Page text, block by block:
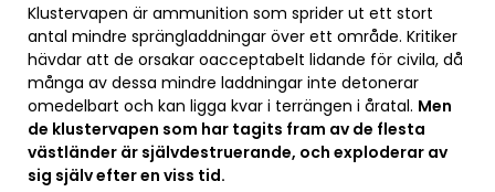
Klustervapen är ammunition som sprider ut ett stort
antal mindre sprängladdningar över ett område. Kritiker
hävdar att de orsakar oacceptabelt lidande för civila, då
många av dessa mindre laddningar inte detonerar
omedelbart och kan ligga kvar i terrängen i åratal. Men
de klustervapen som har tagits fram av de flesta
västländer är självdestruerande, och exploderar av
sig själv efter en viss tid.